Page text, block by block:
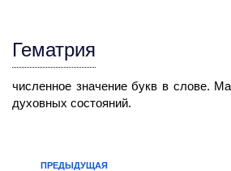
Гематрия
численное значение букв в слове.
духовных состояний.
ПРЕДЫДУЩАЯ